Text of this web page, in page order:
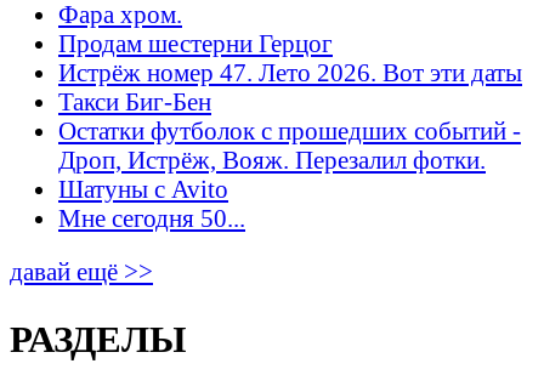
Фара хром.
Продам шестерни Герцог
Истрёж номер 47. Лето 2026. Вот эти даты
Такси Биг-Бен
Остатки футболок с прошедших событий -
Дроп, Истрёж, Вояж. Перезалил фотки.
Шатуны с Avito
Мне сегодня 50...
давай ещё >>
РАЗДЕЛЫ